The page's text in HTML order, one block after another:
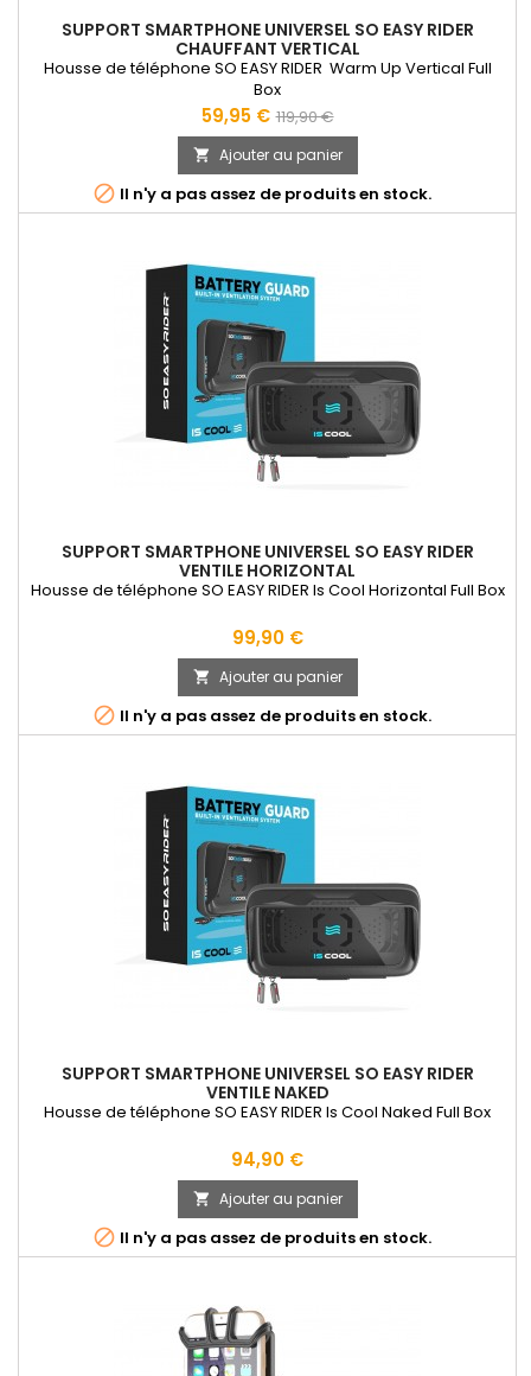
SUPPORT SMARTPHONE UNIVERSEL SO EASY RIDER
CHAUFFANT VERTICAL
Housse de téléphone SO EASY RIDER Warm Up Vertical Full
Box
Prix
59,95 € Prix
base
119,90 €
 Ajouter au panier
 Il n'y a pas assez de produits en stock.
SUPPORT SMARTPHONE UNIVERSEL SO EASY RIDER
VENTILE HORIZONTAL
Housse de téléphone SO EASY RIDER Is Cool Horizontal Full Box
Prix
99,90 €
 Ajouter au panier
 Il n'y a pas assez de produits en stock.
SUPPORT SMARTPHONE UNIVERSEL SO EASY RIDER
VENTILE NAKED
Housse de téléphone SO EASY RIDER Is Cool Naked Full Box
Prix
94,90 €
 Ajouter au panier
 Il n'y a pas assez de produits en stock.